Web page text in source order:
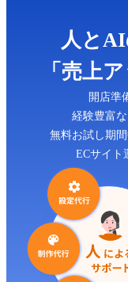
人と
「売上
開店準
経験豊富
無料お試し期
ECサイト